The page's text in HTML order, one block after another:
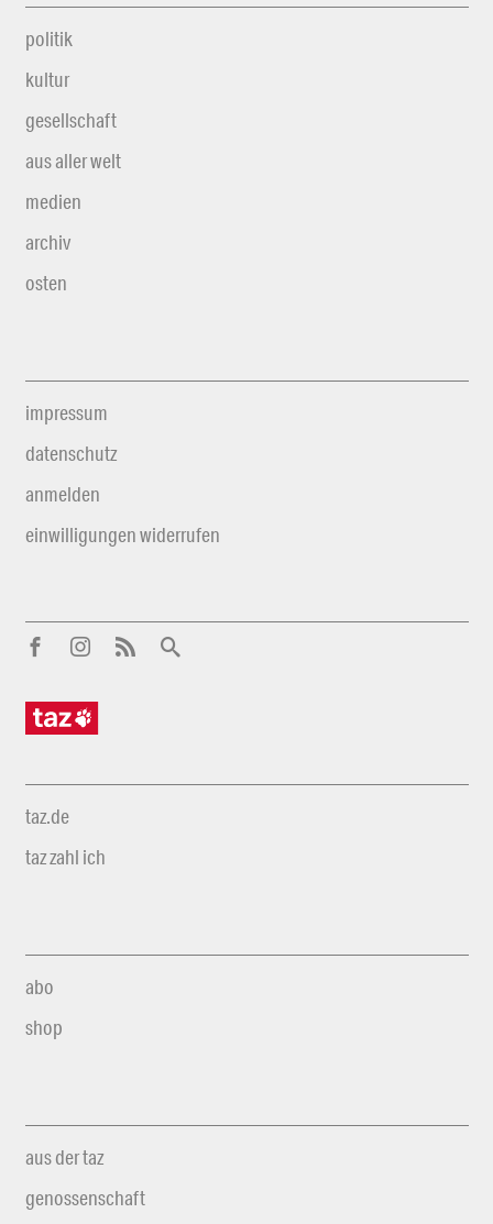
politik
kultur
gesellschaft
aus aller welt
medien
archiv
osten
impressum
datenschutz
anmelden
einwilligungen widerrufen
taz.de
taz zahl ich
abo
shop
aus der taz
genossenschaft